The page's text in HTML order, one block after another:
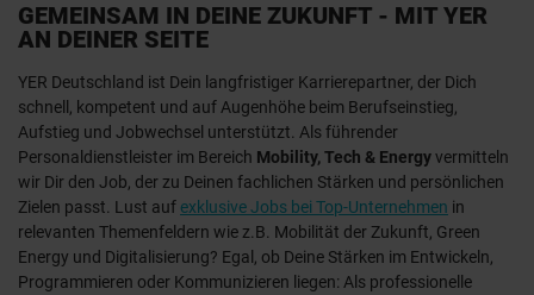
GEMEINSAM IN DEINE ZUKUNFT - MIT YER
AN DEINER SEITE
YER Deutschland ist Dein langfristiger Karrierepartner, der Dich
schnell, kompetent und auf Augenhöhe beim Berufseinstieg,
Aufstieg und Jobwechsel unterstützt. Als führender
Personaldienstleister im Bereich Mobility, Tech & Energyvermitteln
wir Dir den Job, der zu Deinen fachlichen Stärken und persönlichen
Zielen passt. Lust auf exklusive Jobs bei Top-Unternehmen in
relevanten Themenfeldern wie z.B. Mobilität der Zukunft, Green
Energy und Digitalisierung? Egal, ob Deine Stärken im Entwickeln,
Programmieren oder Kommunizieren liegen: Als professionelle